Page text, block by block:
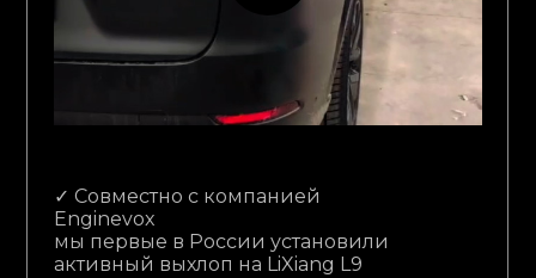
✓ Совместно с компанией
Enginevox
мы первые в России установили
активный выхлоп на LiXiang L9